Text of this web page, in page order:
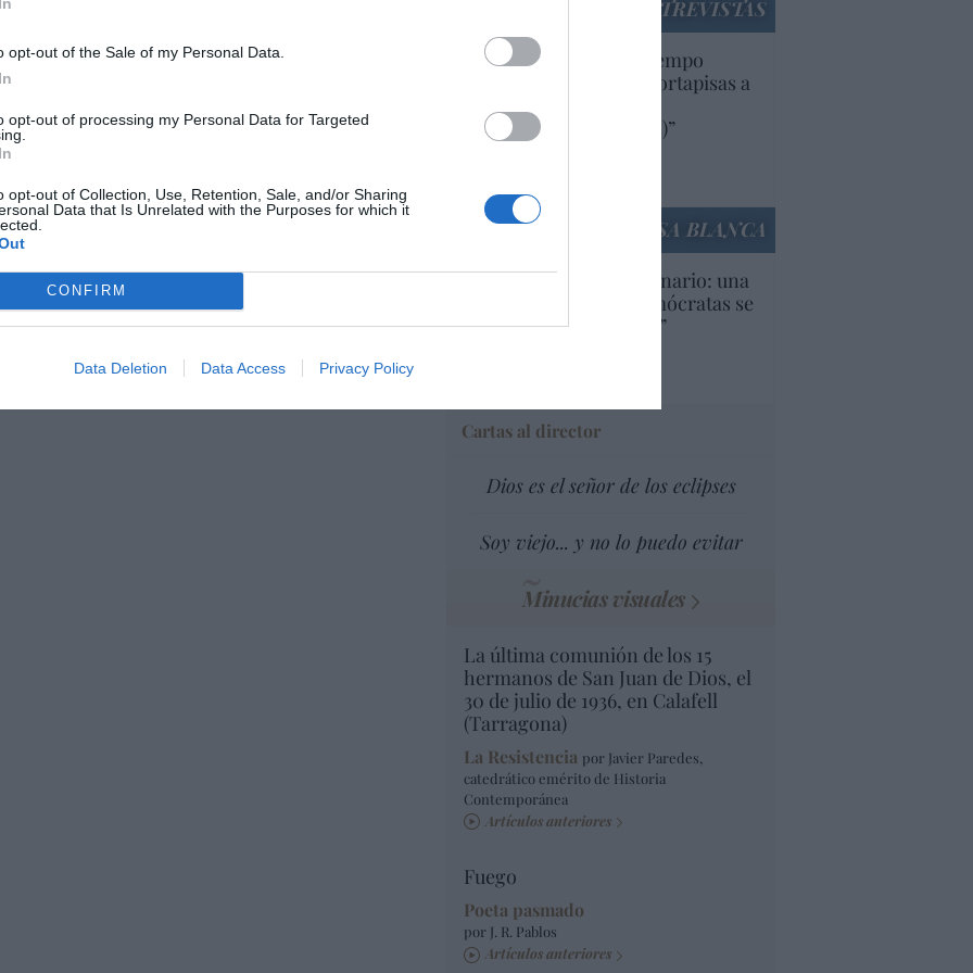
opt-out of the Sale of my Personal Data.
opt-out of processing my Personal Data for Targeted
opt-out of Collection, Use, Retention, Sale, and/or Sharing
Data that Is Unrelated with the Purposes for which it
CONFIRM
Data Deletion Data Access Privacy Policy
presidenciales demócratas 2028. El
las peores propuestas de Biden
ENTREVISTAS
“Europa lleva mucho tiempo
poniendo aranceles y cortapisas a
productos y compañías
americanas (y europeas)”
LA CASA BLANCA
EEUU. Inquietante escenario: una
tercera parte de los demócratas se
define como “socialista”
Cartas al director
Dios es el señor de los eclipses
Soy viejo... y no lo puedo evitar
Minucias visuales
La última comunión de los 15
hermanos de San Juan de Dios, el
30 de julio de 1936, en Calafell
(Tarragona)
La Resistencia por Javier Paredes,
catedrático emérito de Historia
Contemporánea
Artículos anteriores
Fuego
Poeta pasmado
por J. R. Pablos
Artículos anteriores